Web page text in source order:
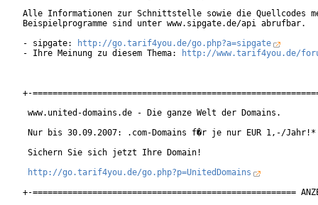
Alle Informationen zur Schnittstelle sowie die Quellcodes
Beispielprogramme sind unter www.sipgate.de/api abrufbar.
- sipgate:
http://go.tarif4you.de/go.php?a=sipgate
- Ihre Meinung zu diesem Thema:
http://www.tarif4you.de/
+-
www.united-domains.de - Die ganze Welt der Domains.
Nur bis 30.09.2007: .com-Domains f�r je nur EUR 1,-/Jahr!*
Sichern Sie sich jetzt Ihre Domain!
http://go.tarif4you.de/go.php?p=UnitedDomains
+-=====================================================